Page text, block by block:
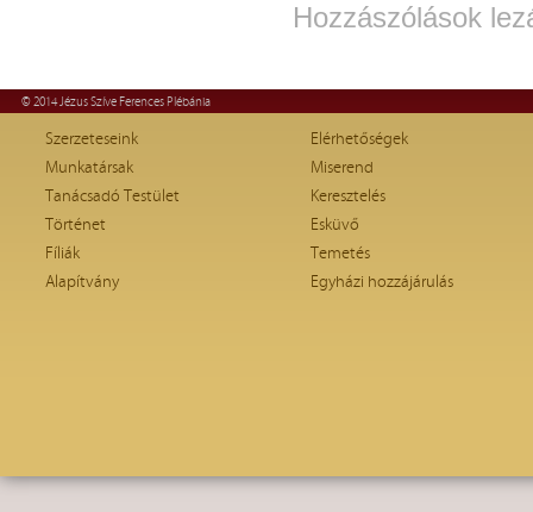
Hozzászólások
© 2014 Jézus Szíve Ferences Plébánia
Szerzeteseink
Munkatársak
Tanácsadó Testület
Történet
Fíliák
Alapítvány
Elérhetőségek
Miserend
Keresztelés
Esküvő
Temetés
Egyházi hozzájárulás